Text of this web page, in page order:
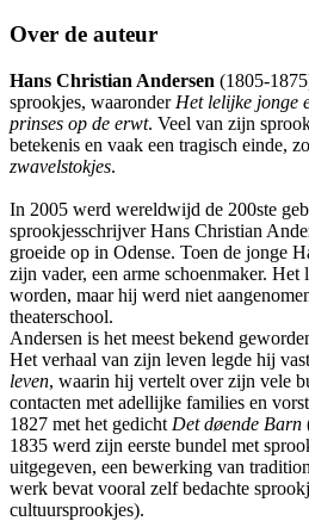
Over de auteur
Hans Christian Andersen (1805-
sprookjes, waaronder Het lelijke jonge
prinses op de erwt. Veel van zijn
betekenis en vaak een tragisch einde,
zwavelstokjes.
In 2005 werd wereldwijd de 200ste
sprookjesschrijver Hans Christian
groeide op in Odense. Toen de jonge
zijn vader, een arme schoenmaker.
worden, maar hij werd niet
theaterschool.
Andersen is het meest bekend
Het verhaal van zijn leven legde hij
leven, waarin hij vertelt over zijn vele
contacten met adellijke families en
1827 met het gedicht Det døende Barn
1835 werd zijn eerste bundel met
uitgegeven, een bewerking van
werk bevat vooral zelf bedachte
cultuursprookjes).